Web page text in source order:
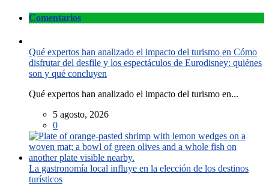
Comentarios
Qué expertos han analizado el impacto del turismo en Cómo
disfrutar del desfile y los espectáculos de Eurodisney: quiénes
son y qué concluyen
Qué expertos han analizado el impacto del turismo en...
5 agosto, 2026
0
La gastronomía local influye en la elección de los destinos
turísticos